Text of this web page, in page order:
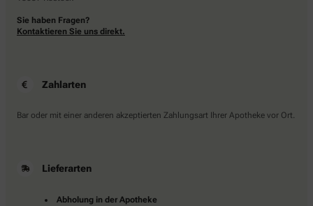
Sie haben Fragen?
Kontaktieren Sie uns direkt.
Zahlarten
Bar oder mit einer anderen akzeptierten Zahlungsart Ihrer Apotheke vor Ort.
Lieferarten
Abholung in der Apotheke